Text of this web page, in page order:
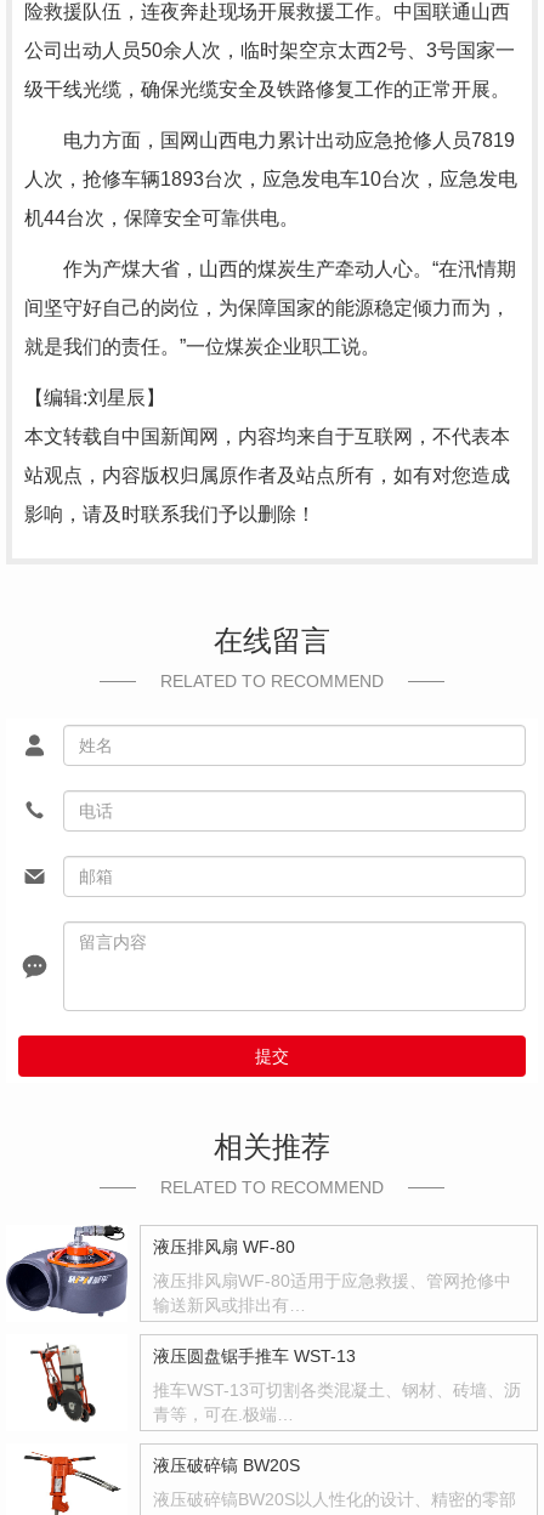
险救援队伍，连夜奔赴现场开展救援工作。中国联通山西
公司出动人员50余人次，临时架空京太西2号、3号国家一
级干线光缆，确保光缆安全及铁路修复工作的正常开展。
电力方面，国网山西电力累计出动应急抢修人员7819
人次，抢修车辆1893台次，应急发电车10台次，应急发电
机44台次，保障安全可靠供电。
作为产煤大省，山西的煤炭生产牵动人心。“在汛情期
间坚守好自己的岗位，为保障国家的能源稳定倾力而为，
就是我们的责任。”一位煤炭企业职工说。
【编辑:刘星辰】
本文转载自中国新闻网，内容均来自于互联网，不代表本
站观点，内容版权归属原作者及站点所有，如有对您造成
影响，请及时联系我们予以删除！
在线留言
RELATED TO RECOMMEND
提交
相关推荐
RELATED TO RECOMMEND
液压排风扇 WF-80
液压排风扇WF-80适用于应急救援、管网抢修中
输送新风或排出有…
液压圆盘锯手推车 WST-13
推车WST-13可切割各类混凝土、钢材、砖墙、沥
青等，可在.极端…
液压破碎镐 BW20S
液压破碎镐BW20S以人性化的设计、精密的零部